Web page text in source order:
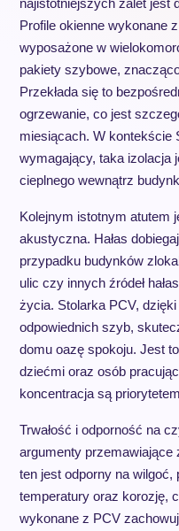
najistotniejszych zalet jest
Profile okienne wykonane
wyposażone w
pakiety szybowe,
Przekłada się to
ogrzewanie, co jest
miesiącach. W kontekście
wymagający, taka izolacja
cieplnego wewnątrz
Kolejnym istotnym atutem
akustyczna. Hałas
przypadku budynków
ulic czy innych źródeł
życia. Stolarka PCV,
odpowiednich szyb,
domu oazę spokoju. Jest
dziećmi oraz osób
koncentracja są
Trwałość i odporność na
argumenty przemawiające
ten jest odporny na wilgoć,
temperatury oraz korozję,
wykonane z PCV